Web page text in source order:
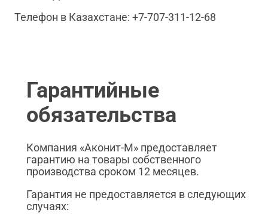
Телефон в Казахстане: +7-707-311-12-68
Гарантийные
обязательства
Компания «Аконит-М» предоставляет
гарантию на товары собственного
производства сроком 12 месяцев.
Гарантия не предоставляется в следующих
случаях: